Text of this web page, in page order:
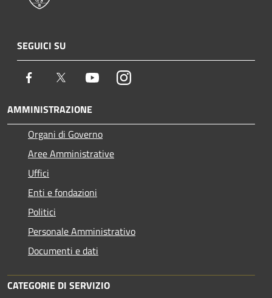
SEGUICI SU
Facebook Twitter YoutubeInstagram
AMMINISTRAZIONE
Organi di Governo
Aree Amministrative
Uffici
Enti e fondazioni
Politici
Personale Amministrativo
Documenti e dati
CATEGORIE DI SERVIZIO